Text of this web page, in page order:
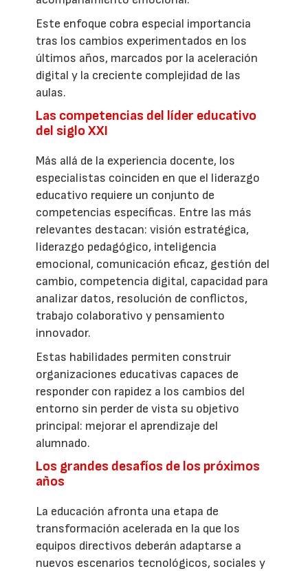
Este enfoque cobra especial importancia
tras los cambios experimentados en los
últimos años, marcados por la aceleración
digital y la creciente complejidad de las
aulas.
Las competencias del líder educativo
del siglo XXI
Más allá de la experiencia docente, los
especialistas coinciden en que el liderazgo
educativo requiere un conjunto de
competencias específicas. Entre las más
relevantes destacan: visión estratégica,
liderazgo pedagógico, inteligencia
emocional, comunicación eficaz, gestión del
cambio, competencia digital, capacidad para
analizar datos, resolución de conflictos,
trabajo colaborativo y pensamiento
innovador.
Estas habilidades permiten construir
organizaciones educativas capaces de
responder con rapidez a los cambios del
entorno sin perder de vista su objetivo
principal: mejorar el aprendizaje del
alumnado.
Los grandes desafíos de los próximos
años
La educación afronta una etapa de
transformación acelerada en la que los
equipos directivos deberán adaptarse a
nuevos escenarios tecnológicos, sociales y